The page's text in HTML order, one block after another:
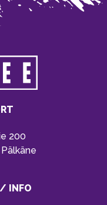
200
INFO